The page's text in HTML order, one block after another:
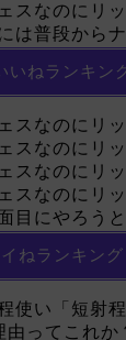
スなのにリ
は普段から
いねランキン
スなのにリ
スなのにリ
スなのにリ
スなのにリ
目にやろう
ねランキング
使い「短射
ってこれか